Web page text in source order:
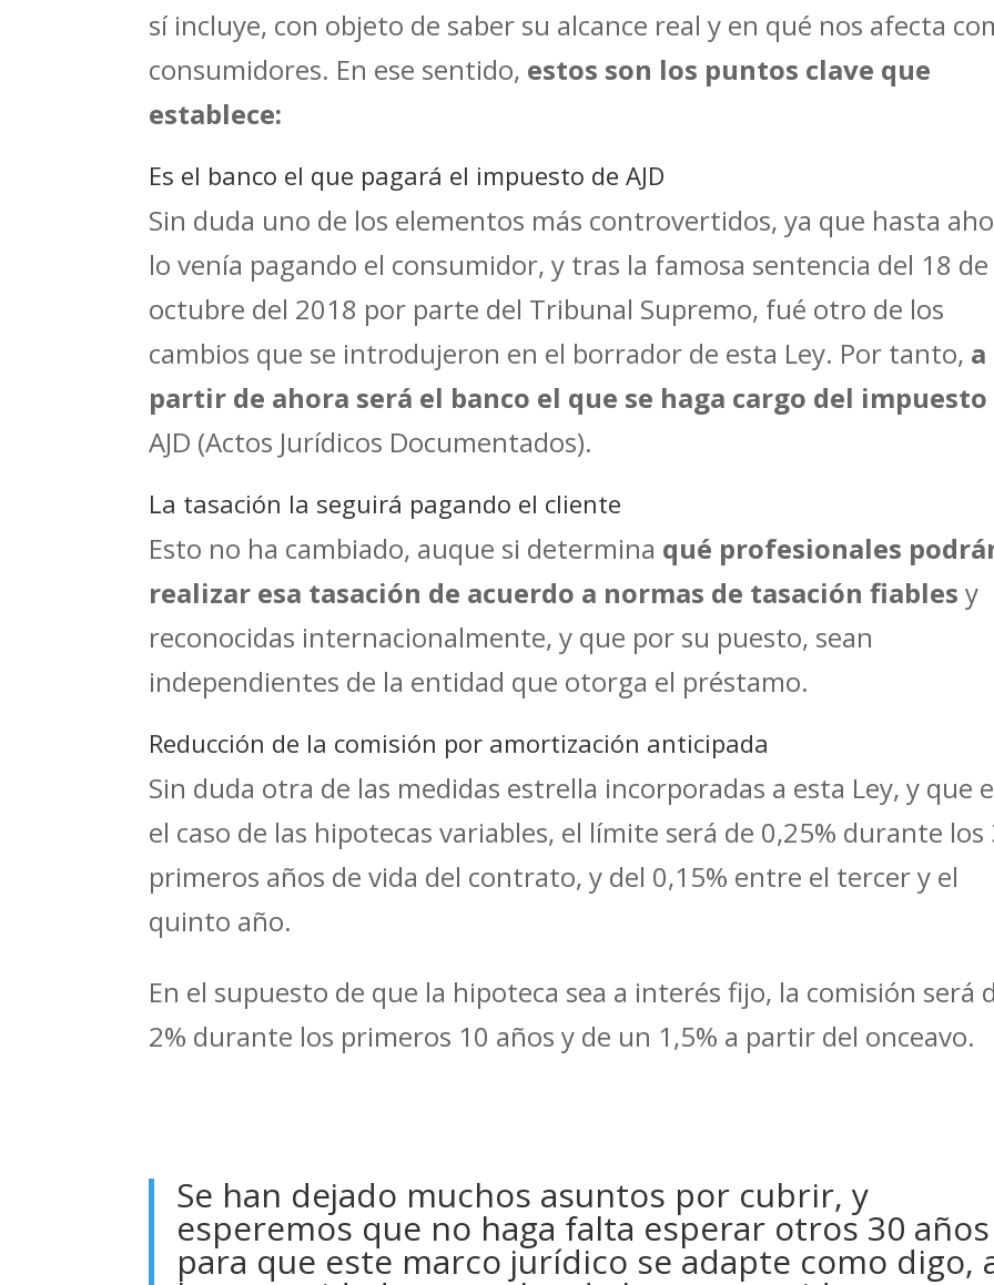
sí incluye, con objeto de saber su alcance real y en qué nos afecta
consumidores. En ese sentido, estos son los puntos clave que
establece:
Es el banco el que pagará el impuesto de AJD
Sin duda uno de los elementos más controvertidos, ya que hasta
lo venía pagando el consumidor, y tras la famosa sentencia del 18 de
octubre del 2018 por parte del Tribunal Supremo, fué otro de los
cambios que se introdujeron en el borrador de esta Ley. Por tanto, a
partir de ahora será el banco el que se haga cargo del impuesto
AJD (Actos Jurídicos Documentados).
La tasación la seguirá pagando el cliente
Esto no ha cambiado, auque si determina qué profesionales
realizar esa tasación de acuerdo a normas de tasación fiables y
reconocidas internacionalmente, y que por su puesto, sean
independientes de la entidad que otorga el préstamo.
Reducción de la comisión por amortización anticipada
Sin duda otra de las medidas estrella incorporadas a esta Ley, y que
el caso de las hipotecas variables, el límite será de 0,25% durante los
primeros años de vida del contrato, y del 0,15% entre el tercer y el
quinto año.
En el supuesto de que la hipoteca sea a interés fijo, la comisión será
2% durante los primeros 10 años y de un 1,5% a partir del onceavo.
Se han dejado muchos asuntos por cubrir, y
esperemos que no haga falta esperar otros 30 años
para que este marco jurídico se adapte como digo,